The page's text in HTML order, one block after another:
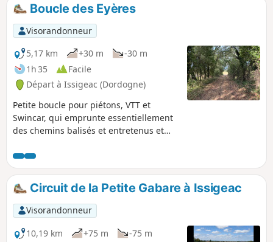
Boucle des Eyères
Visorandonneur
5,17 km
+30 m
-30 m
1h 35
Facile
Départ à Issigeac (Dordogne)
Petite boucle pour piétons, VTT et
Swincar, qui emprunte essentiellement
des chemins balisés et entretenus et
bonne partie se situe dans des zones
boisées très agréables en été.
Circuit de la Petite Gabare à Issigeac
Visorandonneur
10,19 km
+75 m
-75 m